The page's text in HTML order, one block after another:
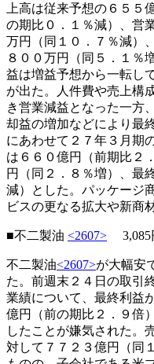
上高は従来予想の６５５
の期比０．１％減）、営
万円（同１０．７％減）
８００万円（同５．１％
益は増益予想から一転し
が出た。人件費や売上構
き営業減益となった一方
却益の増加などにより最
にあわせて２７年３月期
は６６０億円（前期比２
円（同２．８％増）、最
減）とした。パッケージ
ビスの更なる拡大や新商
■不二製油 <2607>
不二製油<2607>が大幅安
た。前週末２４日の取引
業績について、最終利益
億円（前の期比２．９倍
したことが嫌気された。
対して７７２３億円（同